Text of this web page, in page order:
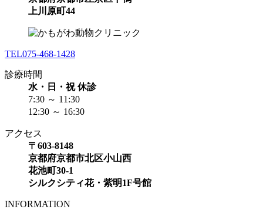
上川原町44
TEL075-468-1428
診療時間
水・日・祝 休診
7:30 ～ 11:30
12:30 ～ 16:30
アクセス
〒603-8148
京都府京都市北区小山西
花池町30-1
シルクシティ花・紫明1F号館
INFORMATION